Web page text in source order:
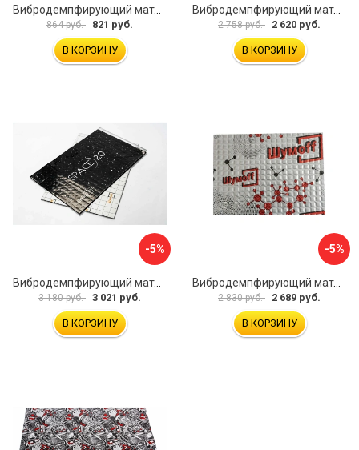
Вибродемпфирующий материал Dreamcar Ассорти 3 DC-000-0123873P1021
864 руб. 821 руб.
В КОРЗИНУ
Вибродемпфирующий материал Dreamcar Noname 2 N6-2M0-S070050P1079
2 758 руб. 2 620 руб.
В КОРЗИНУ
-5%
Вибродемпфирующий материал Шумофф SPACE 2.0 НФ-00001206
3 180 руб. 3 021 руб.
В КОРЗИНУ
-5%
Вибродемпфирующий материал Шумофф Микс Ф УТ000000308
2 830 руб. 2 689 руб.
В КОРЗИНУ